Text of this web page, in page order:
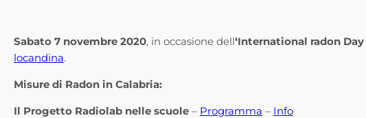
Sabato 7 novembre 2020, in occasione dell‘International radon Day
locandina.
Misure di Radon in Calabria:
Il Progetto Radiolab nelle scuole – Programma – Info